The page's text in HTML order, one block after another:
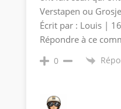
Verstapen ou
Écrit par : Louis |
Répondre à ce
0